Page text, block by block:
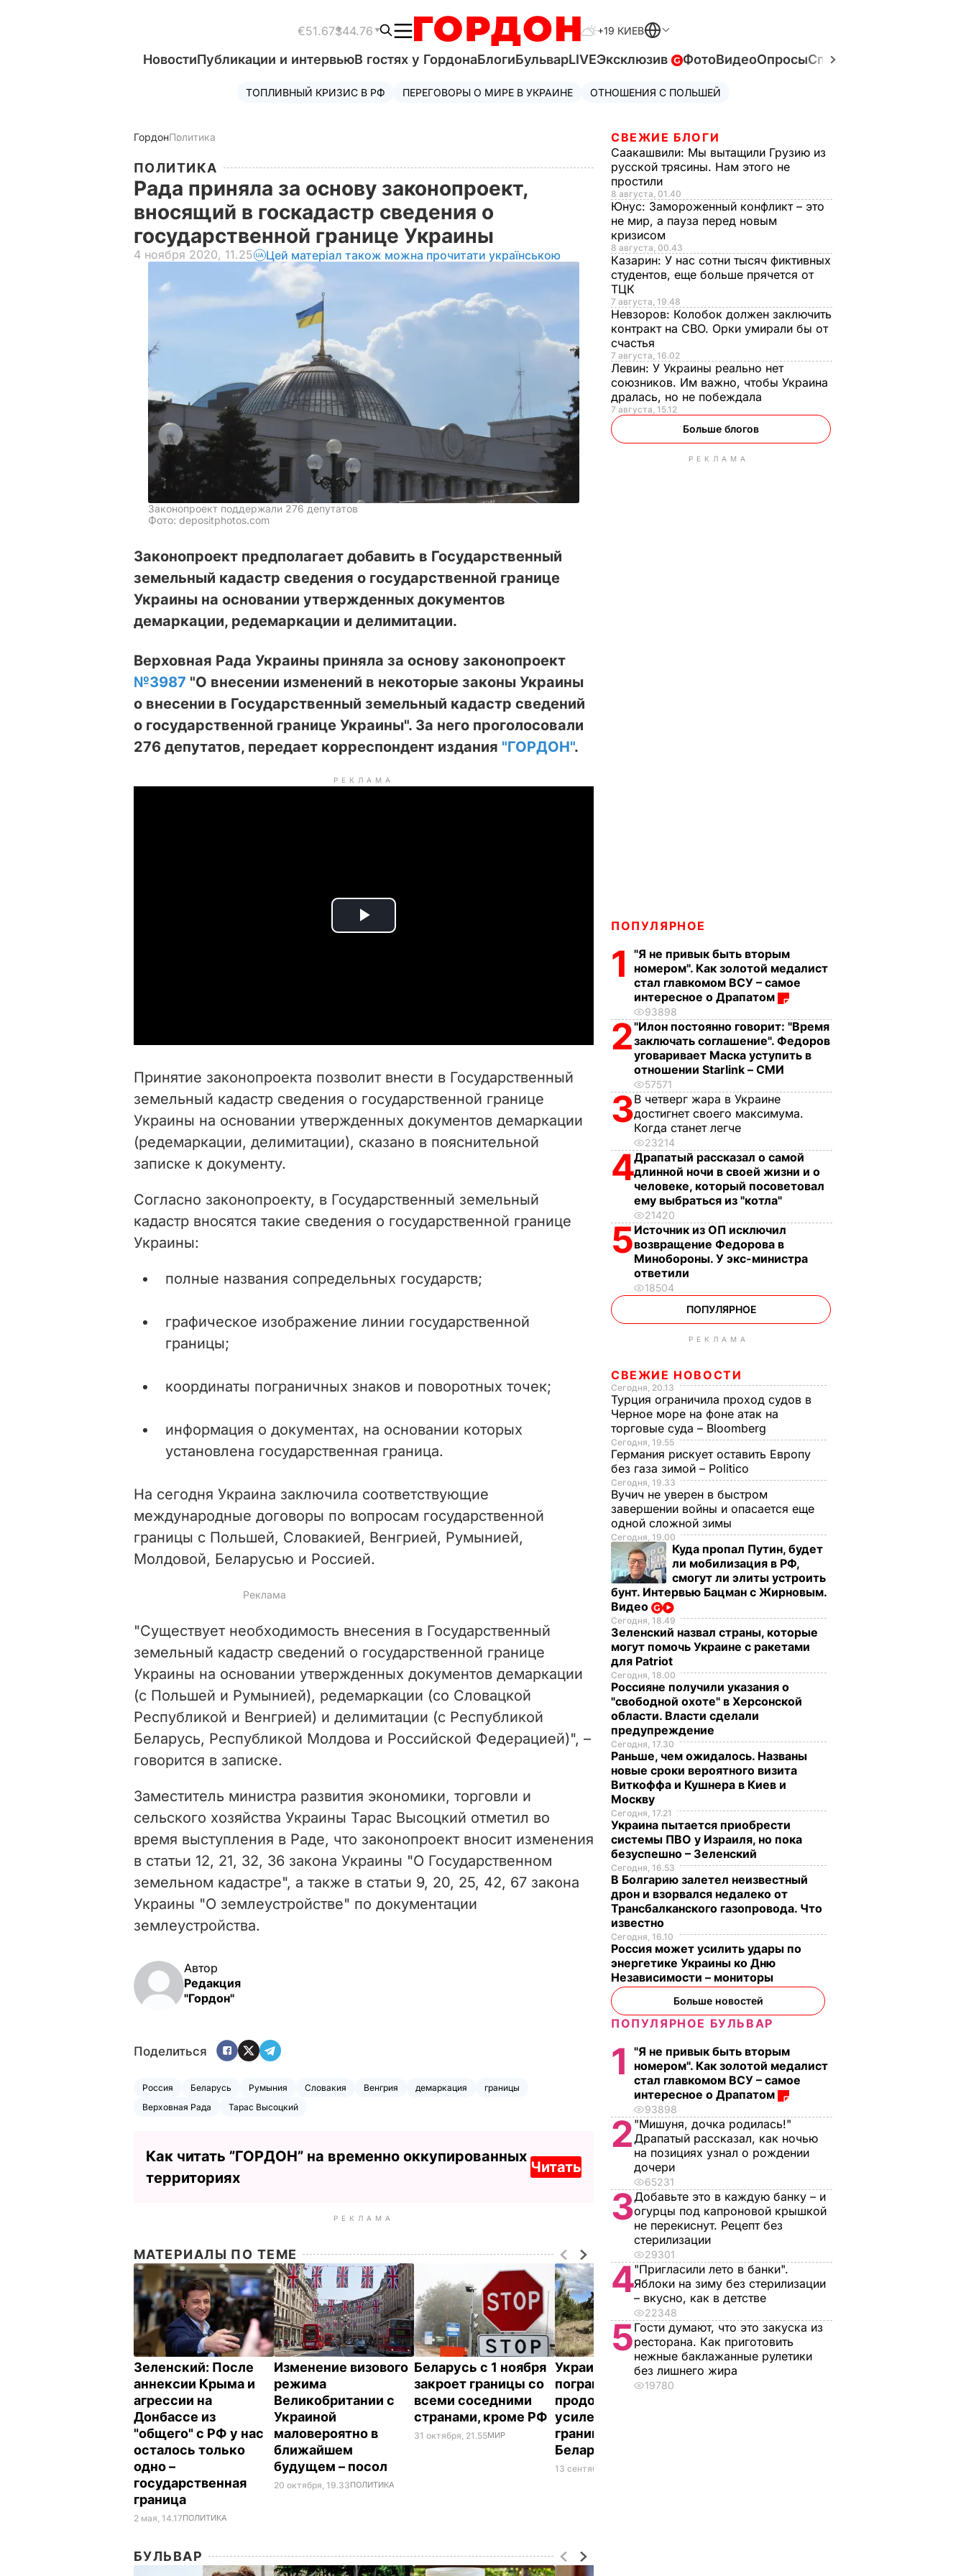
€51.67$44.76 +19 КИЕВ
НовостиПубликации и интервьюВ гостях у ГордонаБлогиБульварLIVEЭксклюзив ФотоВидеоОпросыСпецпроекты
ТОПЛИВНЫЙ КРИЗИС В РФ ПЕРЕГОВОРЫ О МИРЕ В УКРАИНЕ ОТНОШЕНИЯ С ПОЛЬШЕЙ
ГордонПолитика
ПОЛИТИКА
Рада приняла за основу законопроект,
вносящий в госкадастр сведения о
государственной границе Украины
4 ноября 2020, 11.25 Цей матеріал також можна прочитати українською
Законопроект поддержали 276 депутатов
Фото: depositphotos.com
Законопроект предполагает добавить в Государственный
земельный кадастр сведения о государственной границе
Украины на основании утвержденных документов
демаркации, редемаркации и делимитации.
Верховная Рада Украины приняла за основу законопроект
№3987 "О внесении изменений в некоторые законы Украины
о внесении в Государственный земельный кадастр сведений
о государственной границе Украины". За него проголосовали
276 депутатов, передает корреспондент издания "ГОРДОН".
РЕКЛАМА
P
i
d
o
Принятие законопроекта позволит внести в Государственный
земельный кадастр сведения о государственной границе
Украины на основании утвержденных документов демаркации
(редемаркации, делимитации), сказано в пояснительной
записке к документу.
Согласно законопроекту, в Государственный земельный
кадастр вносятся такие сведения о государственной границе
Украины:
полные названия сопредельных государств;
графическое изображение линии государственной
границы;
координаты пограничных знаков и поворотных точек;
информация о документах, на основании которых
установлена государственная граница.
На сегодня Украина заключила соответствующие
международные договоры по вопросам государственной
границы с Польшей, Словакией, Венгрией, Румынией,
Молдовой, Беларусью и Россией.
"Существует необходимость внесения в Государственный
земельный кадастр сведений о государственной границе
Украины на основании утвержденных документов демаркации
(с Польшей и Румынией), редемаркации (со Словацкой
Республикой и Венгрией) и делимитации (с Республикой
Беларусь, Республикой Молдова и Российской Федерацией)", –
говорится в записке.
Заместитель министра развития экономики, торговли и
сельского хозяйства Украины Тарас Высоцкий отметил во
время выступления в Раде, что законопроект вносит изменения
в статьи 12, 21, 32, 36 закона Украины "О Государственном
земельном кадастре", а также в статьи 9, 20, 25, 42, 67 закона
Украины "О землеустройстве" по документации
землеустройства.
Автор
Редакция
"Гордон"
Поделиться
Россия Беларусь Румыния Словакия Венгрия демаркация
границы
Верховная Рада
Тарас Высоцкий
Как читать ”ГОРДОН” на временно оккупированных
территориях
Читать
РЕКЛАМА
МАТЕРИАЛЫ ПО ТЕМЕ
Зеленский: После
аннексии Крыма и
агрессии на
Донбассе из
"общего" с РФ у нас
осталось только
одно –
государственная
граница
2 мая, 14.17ПОЛИТИКА
Изменение визового
режима
Великобритании с
Украиной
маловероятно в
ближайшем
будущем – посол
20 октября, 19.33ПОЛИТИКА
Беларусь с 1 ноября
закроет границы со
всеми соседними
странами, кроме РФ
31 октября, 21.55МИР
Украинские
пограничники
продолжают
усиленную охрану
границы с
Беларусью
13 сентября, 12.47
БУЛЬВАР
СВЕЖИЕ БЛОГИ
Саакашвили: Мы вытащили Грузию из
русской трясины. Нам этого не
простили
8 августа, 01.40
Юнус: Замороженный конфликт – это
не мир, а пауза перед новым
кризисом
8 августа, 00.43
Казарин: У нас сотни тысяч фиктивных
студентов, еще больше прячется от
ТЦК
7 августа, 19.48
Невзоров: Колобок должен заключить
контракт на СВО. Орки умирали бы от
счастья
7 августа, 16.02
Левин: У Украины реально нет
союзников. Им важно, чтобы Украина
дралась, но не побеждала
7 августа, 15.12
Больше блогов
РЕКЛАМА
ПОПУЛЯРНОЕ
1
"Я не привык быть вторым
номером". Как золотой медалист
стал главкомом ВСУ – самое
интересное о Драпатом
93898
2"Илон постоянно говорит: "Время
заключать соглашение". Федоров
уговаривает Маска уступить в
отношении Starlink – СМИ
57571
3В четверг жара в Украине
достигнет своего максимума.
Когда станет легче
23214
4Драпатый рассказал о самой
длинной ночи в своей жизни и о
человеке, который посоветовал
ему выбраться из "котла"
21420
5Источник из ОП исключил
возвращение Федорова в
Минобороны. У экс-министра
ответили
18504
ПОПУЛЯРНОЕ
РЕКЛАМА
СВЕЖИЕ НОВОСТИ
Сегодня, 20.13
Турция ограничила проход судов в
Черное море на фоне атак на
торговые суда – Bloomberg
Сегодня, 19.55
Германия рискует оставить Европу
без газа зимой – Politico
Сегодня, 19.33
Вучич не уверен в быстром
завершении войны и опасается еще
одной сложной зимы
Сегодня, 19.00
Куда пропал Путин, будет
ли мобилизация в РФ,
смогут ли элиты устроить
бунт. Интервью Бацман с Жирновым.
Видео
Сегодня, 18.49
Зеленский назвал страны, которые
могут помочь Украине с ракетами
для Patriot
Сегодня, 18.00
Россияне получили указания о
"свободной охоте" в Херсонской
области. Власти сделали
предупреждение
Сегодня, 17.30
Раньше, чем ожидалось. Названы
новые сроки вероятного визита
Виткоффа и Кушнера в Киев и
Москву
Сегодня, 17.21
Украина пытается приобрести
системы ПВО у Израиля, но пока
безуспешно – Зеленский
Сегодня, 16.53
В Болгарию залетел неизвестный
дрон и взорвался недалеко от
Трансбалканского газопровода. Что
известно
Сегодня, 16.10
Россия может усилить удары по
энергетике Украины ко Дню
Независимости – мониторы
Больше новостей
ПОПУЛЯРНОЕ БУЛЬВАР
1
"Я не привык быть вторым
номером". Как золотой медалист
стал главкомом ВСУ – самое
интересное о Драпатом
93898
2 "Мишуня, дочка родилась!"
Драпатый рассказал, как ночью
на позициях узнал о рождении
дочери
65231
3Добавьте это в каждую банку – и
огурцы под капроновой крышкой
не перекиснут. Рецепт без
стерилизации
29301
4"Пригласили лето в банки".
Яблоки на зиму без стерилизации
– вкусно, как в детстве
22348
5Гости думают, что это закуска из
ресторана. Как приготовить
нежные баклажанные рулетики
без лишнего жира
19780